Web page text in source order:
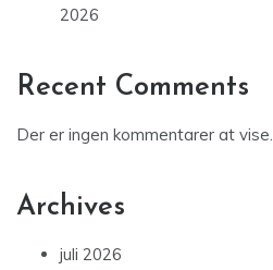
2026
Recent Comments
Der er ingen kommentarer at vise.
Archives
juli 2026